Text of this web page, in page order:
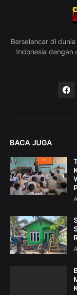
Berselancar di
Indonesia dengan
BACA JUGA